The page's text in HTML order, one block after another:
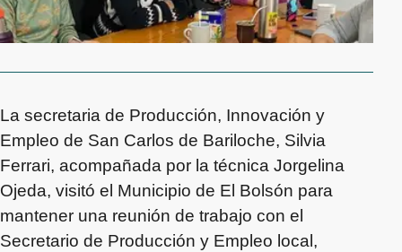
La secretaria de Producción, Innovación y
Empleo de San Carlos de Bariloche, Silvia
Ferrari, acompañada por la técnica Jorgelina
Ojeda, visitó el Municipio de El Bolsón para
mantener una reunión de trabajo con el
Secretario de Producción y Empleo local,